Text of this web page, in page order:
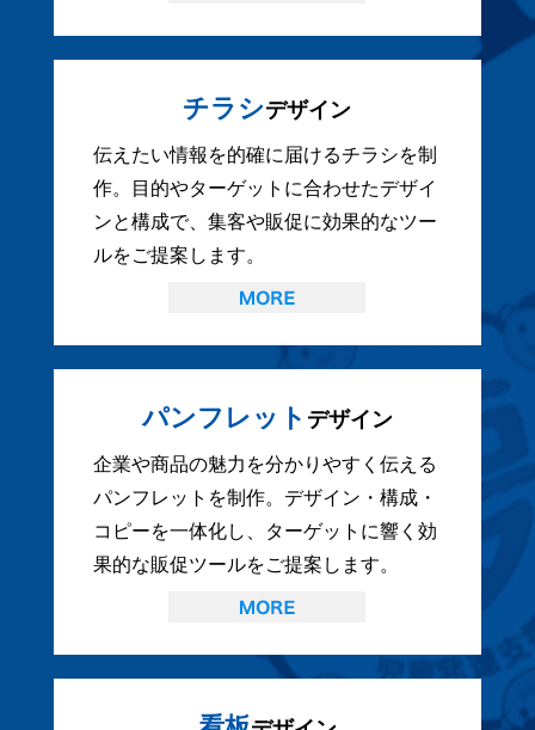
チラシデザイン
伝えたい情報を的確に届けるチラシを制
作。目的やターゲットに合わせたデザイ
ンと構成で、集客や販促に効果的なツー
ルをご提案します。
パンフレット デザイン
企業や商品の魅力を分かりやすく伝える
パンフレットを制作。デザイン・構成・
コピーを一体化し、ターゲットに響く効
果的な販促ツールをご提案します。